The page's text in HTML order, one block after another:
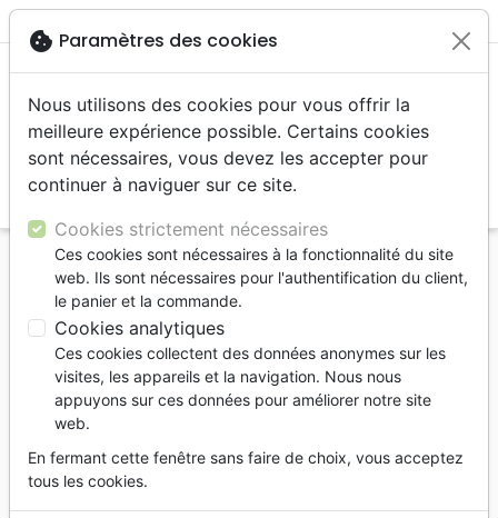
menu
Accueil Livres
Edification
Vérité dans ce monde ébranlé (la) Préparer la route
vers le Messie qui vient
La vérité dans ce monde ébranlé
Préparer la route vers le Messie qui vient
Jean-Pierre Besse
RéférenceJEM0397 EAN9782881503979
JEM
cookie Paramètres des cookies
Nous utilisons des cookies pour vous offrir la
meilleure expérience possible. Certains cookies
sont nécessaires, vous devez les accepter pour
continuer à naviguer sur ce site.
Cookies strictement nécessaires
Ces cookies sont nécessaires à la fonctionnalité du site
web. Ils sont nécessaires pour l'authentification du client,
le panier et la commande.
Cookies analytiques
Ces cookies collectent des données anonymes sur les
visites, les appareils et la navigation. Nous nous
appuyons sur ces données pour améliorer notre site
web.
En fermant cette fenêtre sans faire de choix, vous acceptez
tous les cookies.